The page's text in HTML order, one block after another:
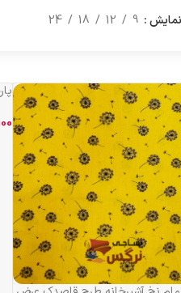
نمایش 9
12
18
24